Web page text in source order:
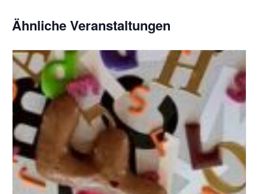
Ähnliche Veranstaltungen